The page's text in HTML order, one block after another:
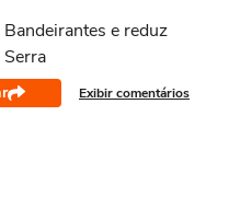
e reduz
Exibir comentários